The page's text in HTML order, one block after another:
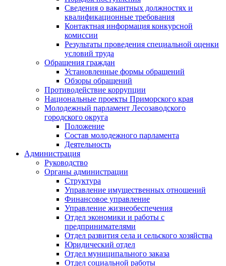
Сведения о вакантных должностях и
квалификационные требования
Контактная информация конкурсной
комиссии
Результаты проведения специальной оценки
условий труда
Обращения граждан
Установленные формы обращений
Обзоры обращений
Противодействие коррупции
Национальные проекты Приморского края
Молодежный парламент Лесозаводского
городского округа
Положение
Состав молодежного парламента
Деятельность
Администрация
Руководство
Органы администрации
Структура
Управление имущественных отношений
Финансовое управление
Управление жизнеобеспечения
Отдел экономики и работы с
предпринимателями
Отдел развития села и сельского хозяйства
Юридический отдел
Отдел муниципального заказа
Отдел социальной работы